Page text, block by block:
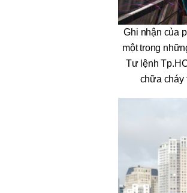
Ghi nhận của
một trong
Tư lệnh
chữa cháy